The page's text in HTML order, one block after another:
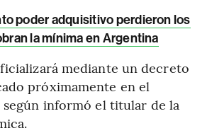
poder adquisitivo perdieron los
la mínima en Argentina
mediante un decreto
próximamente en el
informó el titular de la